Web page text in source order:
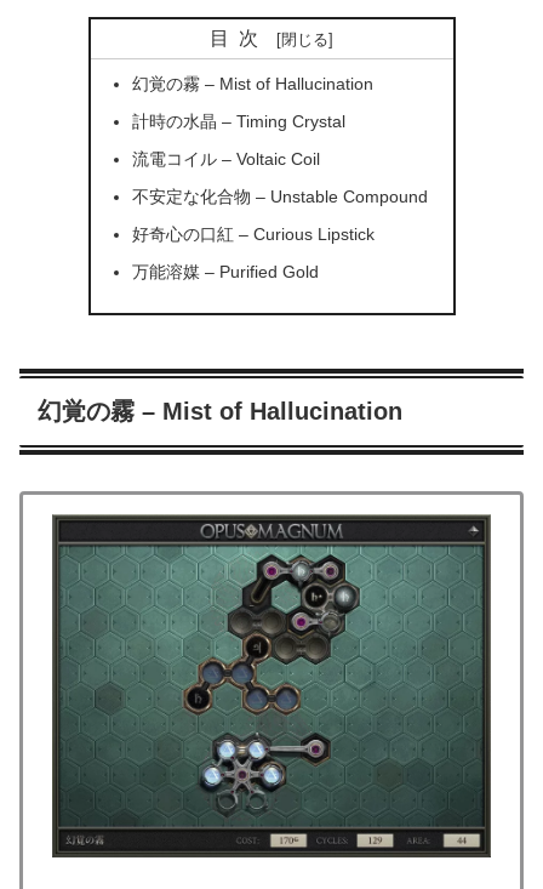
目次
幻覚の霧 – Mist of Hallucination
計時の水晶 – Timing Crystal
流電コイル – Voltaic Coil
不安定な化合物 – Unstable Compound
好奇心の口紅 – Curious Lipstick
万能溶媒 – Purified Gold
幻覚の霧 – Mist of Hallucination